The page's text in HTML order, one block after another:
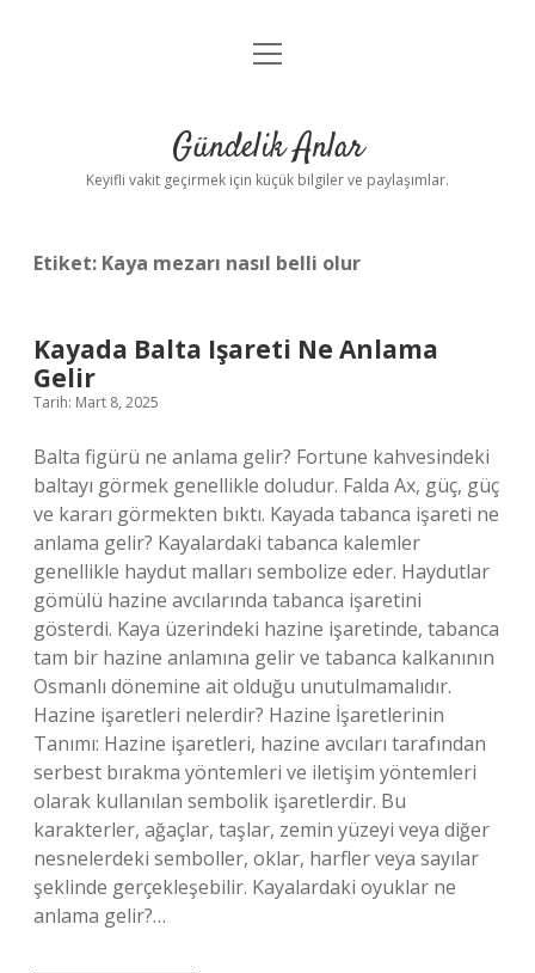
Anasayfa
Yasal Uyarı
menüyü
Gündelik Anlar
Keyifli vakit geçirmek için küçük bilgiler ve paylaşımlar.
Etiket: Kaya mezarı nasıl belli olur
Kayada Balta Işareti Ne Anlama
Gelir
Tarih: Mart 8, 2025
Balta figürü ne anlama gelir? Fortune kahvesindeki
baltayı görmek genellikle doludur. Falda Ax, güç, güç
ve kararı görmekten bıktı. Kayada tabanca işareti ne
anlama gelir? Kayalardaki tabanca kalemler
genellikle haydut malları sembolize eder. Haydutlar
gömülü hazine avcılarında tabanca işaretini
gösterdi. Kaya üzerindeki hazine işaretinde, tabanca
tam bir hazine anlamına gelir ve tabanca kalkanının
Osmanlı dönemine ait olduğu unutulmamalıdır.
Hazine işaretleri nelerdir? Hazine İşaretlerinin
Tanımı: Hazine işaretleri, hazine avcıları tarafından
serbest bırakma yöntemleri ve iletişim yöntemleri
olarak kullanılan sembolik işaretlerdir. Bu
karakterler, ağaçlar, taşlar, zemin yüzeyi veya diğer
nesnelerdeki semboller, oklar, harfler veya sayılar
şeklinde gerçekleşebilir. Kayalardaki oyuklar ne
anlama gelir?…